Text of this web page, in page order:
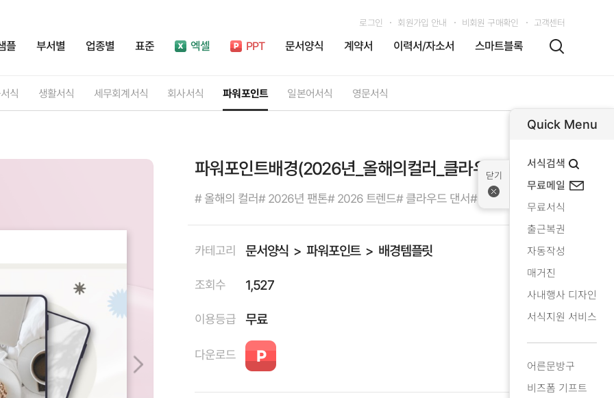
플 부서별 업종별 표준 엑셀 PPT 문서양식 계약서 이력서/자소서 스마트블록
로그인 회원가입 안내 비회원 구매확인 고객센터
식 생활서식 세무회계서식 회사서식 파워포인트 일본어서식 영문서식
파워포인트배경(2026년_올해의컬러_클라우드댄서01)
# 올해의 컬러# 2026년 팬톤# 2026 트렌드# 클라우드 댄서# 트렌드 PPT
카테고리 문서양식 파워포인트 배경템플릿
조회수 1,527
이용등급 무료
다운로드
Quick Menu
서식검색
무료메일
무료서식
출근복권
자동작성
매거진
사내행사 디자인
서식지원 서비스
어른문방구
비즈폼 기프트